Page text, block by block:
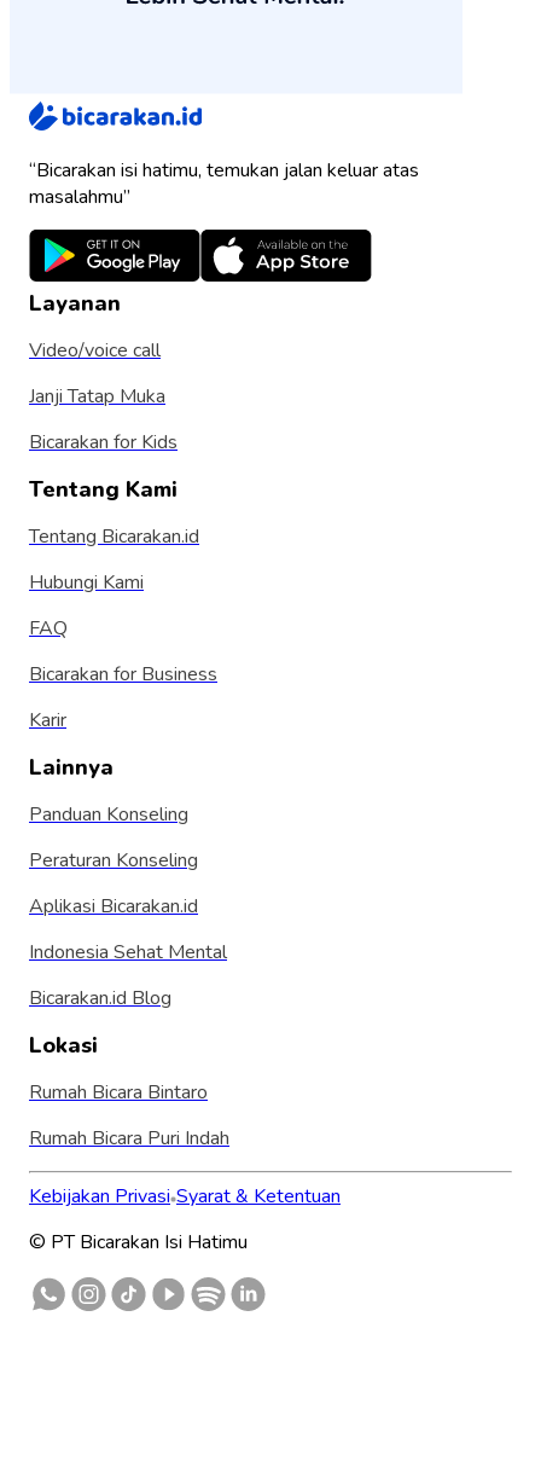
“Bicarakan isi hatimu, temukan jalan keluar atas
masalahmu”
Layanan
Video/voice call
Janji Tatap Muka
Bicarakan for Kids
Tentang Kami
Tentang Bicarakan.id
Hubungi Kami
FAQ
Bicarakan for Business
Karir
Lainnya
Panduan Konseling
Peraturan Konseling
Aplikasi Bicarakan.id
Indonesia Sehat Mental
Bicarakan.id Blog
Lokasi
Rumah Bicara Bintaro
Rumah Bicara Puri Indah
Kebijakan Privasi Syarat & Ketentuan
© PT Bicarakan Isi Hatimu